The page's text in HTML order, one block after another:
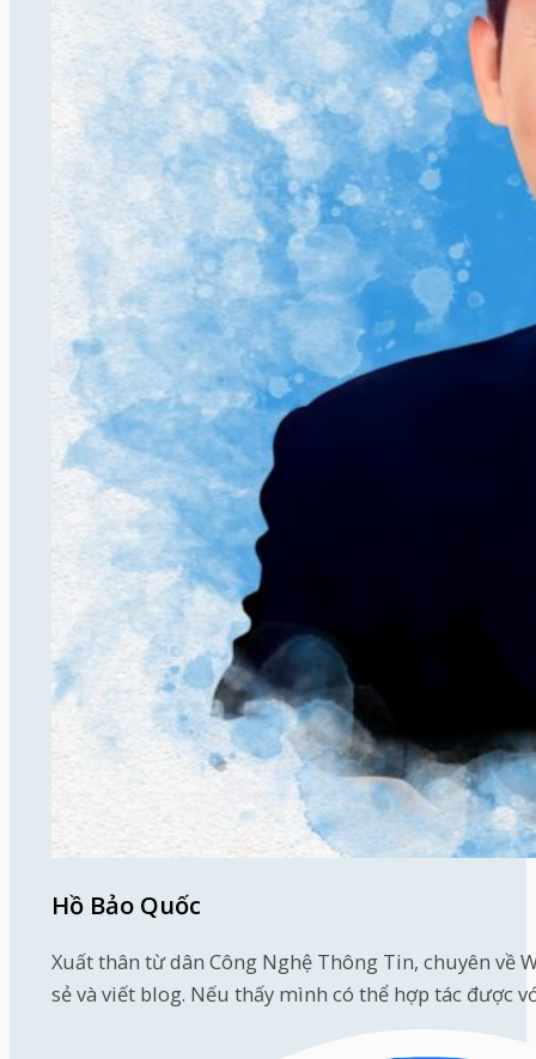
Hồ Bảo Quốc
Xuất thân từ dân Công Nghệ Thông Tin, chuyên về
sẻ và viết blog. Nếu thấy mình có thể hợp tác được